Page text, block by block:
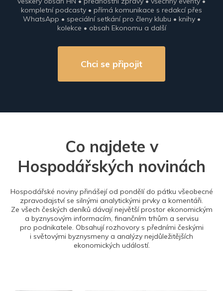
kompletní podcasty • přímá komunikace s redakcí přes
WhatsApp • speciální setkání pro členy klubu • knihy •
kolekce • obsah Ekonomu a další
Chci se připojit
Co najdete v
Hospodářských novinách
Hospodářské noviny přinášejí od pondělí do pátku všeobecné
zpravodajství se silnými analytickými prvky a komentáři.
Ze všech českých deníků dávají největší prostor ekonomickým
a byznysovým informacím, finančním trhům a servisu
pro podnikatele. Obsahují rozhovory s předními českými
i světovými byznysmeny a analýzy nejdůležitějších
ekonomických událostí.